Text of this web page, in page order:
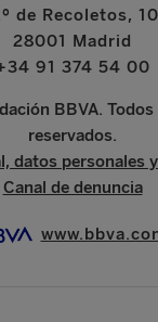
de Recoletos, 10
28001 Madrid
91 374 54 00
BBVA.
reservados.
datos personales
Canal de denuncia